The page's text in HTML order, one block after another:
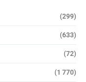
(299)
(633)
(72)
(1 770)